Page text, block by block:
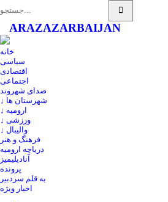
ARAZAZARBAIJAN
خانه
سیاسی
اقتصادی
اجتماعی
صدای شهروند
↓ شهرستان ها
↓ ارومیه
↓ ورزشی
↓ والیبال
فرهنگ و هنر
دریاچه ارومیه
آنادیلیمیز
پرونده
به قلم سردبیر
اخبار ویژه